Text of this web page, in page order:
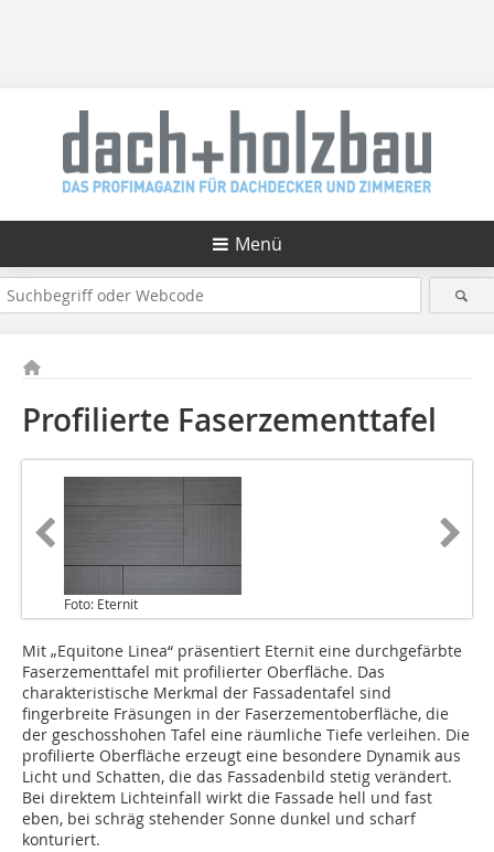
Menü
Profilierte Faserzementtafel
Foto: Eternit
Mit „Equitone Linea“ präsentiert Eternit eine durchgefärbte
Faserzementtafel mit profilierter Oberfläche. Das
charakteristische Merkmal der Fassadentafel sind
fingerbreite Fräsungen in der Faserzementoberfläche, die
der geschosshohen Tafel eine räumliche Tiefe verleihen. Die
profilierte Oberfläche erzeugt eine besondere Dynamik aus
Licht und Schatten, die das Fassadenbild stetig verändert.
Bei direktem Lichteinfall wirkt die Fassade hell und fast
eben, bei schräg stehender Sonne dunkel und scharf
konturiert.